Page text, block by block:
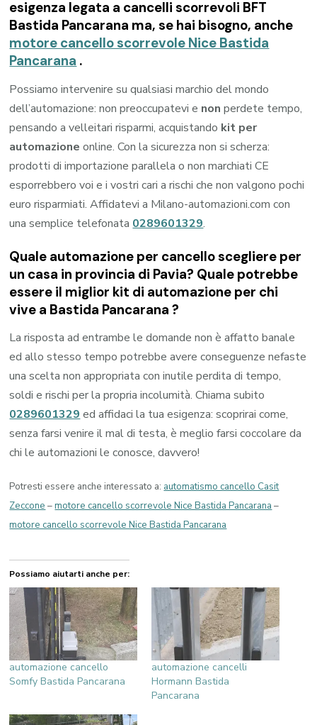
esigenza legata a cancelli scorrevoli BFT
Bastida Pancarana ma, se hai bisogno, anche
motore cancello scorrevole Nice Bastida
Pancarana .
Possiamo intervenire su qualsiasi marchio del mondo
dell’automazione: non preoccupatevi e non perdete tempo,
pensando a velleitari risparmi, acquistando kit per
automazione online. Con la sicurezza non si scherza:
prodotti di importazione parallela o non marchiati CE
esporrebbero voi e i vostri cari a rischi che non valgono pochi
euro risparmiati. Affidatevi a Milano-automazioni.com con
una semplice telefonata 0289601329.
Quale automazione per cancello scegliere per
un casa in provincia di Pavia? Quale potrebbe
essere il miglior kit di automazione per chi
vive a Bastida Pancarana ?
La risposta ad entrambe le domande non è affatto banale
ed allo stesso tempo potrebbe avere conseguenze nefaste
una scelta non appropriata con inutile perdita di tempo,
soldi e rischi per la propria incolumità. Chiama subito
0289601329 ed affidaci la tua esigenza: scoprirai come,
senza farsi venire il mal di testa, è meglio farsi coccolare da
chi le automazioni le conosce, davvero!
Potresti essere anche interessato a: automatismo cancello Casit
Zeccone –motore cancello scorrevole Nice Bastida Pancarana –
motore cancello scorrevole Nice Bastida Pancarana
Possiamo aiutarti anche per:
automazione cancello
Somfy Bastida Pancarana
automazione cancelli
Hormann Bastida
Pancarana